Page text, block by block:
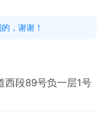
的，谢谢！
西段89号负一层1号